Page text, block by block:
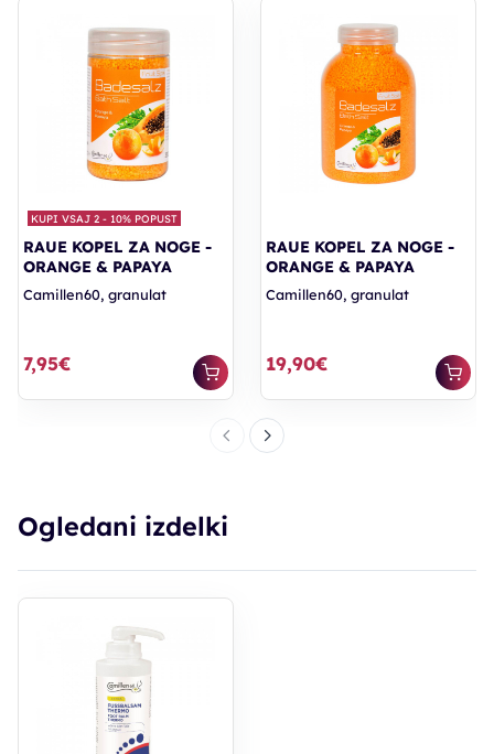
KUPI VSAJ 2 - 10% POPUST
RAUE KOPEL ZA NOGE -
ORANGE & PAPAYA
Camillen60, granulat
7,95€
RAUE KOPEL ZA NOGE -
ORANGE & PAPAYA
Camillen60, granulat
19,90€
Ogledani izdelki